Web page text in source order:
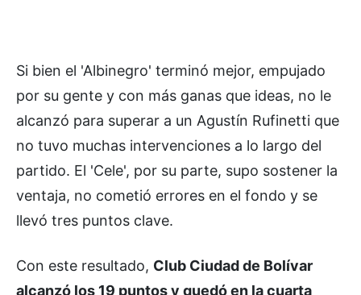
Si bien el 'Albinegro' terminó mejor, empujado
por su gente y con más ganas que ideas, no le
alcanzó para superar a un Agustín Rufinetti que
no tuvo muchas intervenciones a lo largo del
partido. El 'Cele', por su parte, supo sostener la
ventaja, no cometió errores en el fondo y se
llevó tres puntos clave.
Con este resultado, Club Ciudad de Bolívar
alcanzó los 19 puntos y quedó en la cuarta